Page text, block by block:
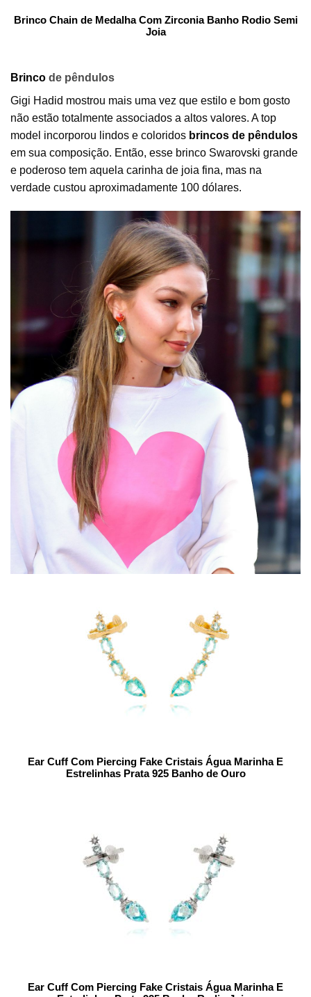
Brinco Chain de Medalha Com Zirconia Banho Rodio Semi
Joia
Brinco de pêndulos
Gigi Hadid mostrou mais uma vez que estilo e bom gosto
não estão totalmente associados a altos valores. A top
model incorporou lindos e coloridos brincos de pêndulos
em sua composição. Então, esse brinco Swarovski grande
e poderoso tem aquela carinha de joia fina, mas na
verdade custou aproximadamente 100 dólares.
Ear Cuff Com Piercing Fake Cristais Água Marinha E
Estrelinhas Prata 925 Banho de Ouro
Ear Cuff Com Piercing Fake Cristais Água Marinha E